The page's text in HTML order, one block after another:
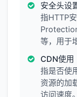
安全头设
指HTTP
等，用于
CDN使用
指是否使
资源的加
访问速度。